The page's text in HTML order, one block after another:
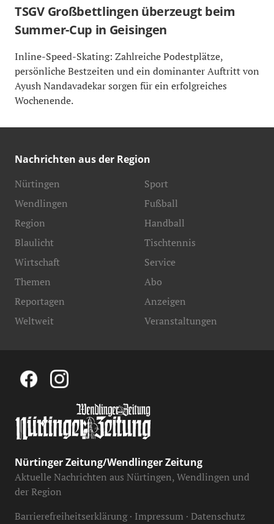
TSGV Großbettlingen überzeugt beim
Summer-Cup in Geisingen
Inline-Speed-Skating: Zahlreiche Podestplätze,
persönliche Bestzeiten und ein dominanter Auftritt von
Ayush Nandavadekar sorgen für ein erfolgreiches
Wochenende.
Nachrichten aus der Region
Nürtingen
Wendlingen
Region
Blaulicht
Sport
Fußball
Handball
Tischtennis
Wirtschaft
Themen
Reportagen
Weltweit
Service
Abo
Anzeigen
Veranstaltungen
Nürtinger Zeitung/Wendlinger Zeitung
Aktuelle Nachrichten aus Nürtingen, Wendlingen und
der Region
Barrierefreiheitserklärung Impressum Datenschutz